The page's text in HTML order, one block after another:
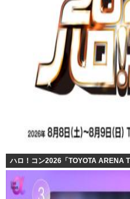
ハロ！コン2026「TOYOTA ARENA